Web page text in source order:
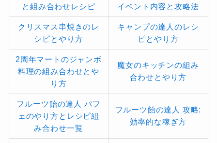
と組み合わせレシピ
イベント内容と攻略法
クリスマス串焼きのレ
シピとやり方
キャンプの達人のレシ
ピとやり方
2周年マートのジャンボ
料理の組み合わせとや
り方
魔女のキッチンの組み
合わせとやり方
フルーツ飴の達人 パフ
ェのやり方とレシピ組
み合わせ一覧
フルーツ飴の達人 攻略:
効率的な稼ぎ方